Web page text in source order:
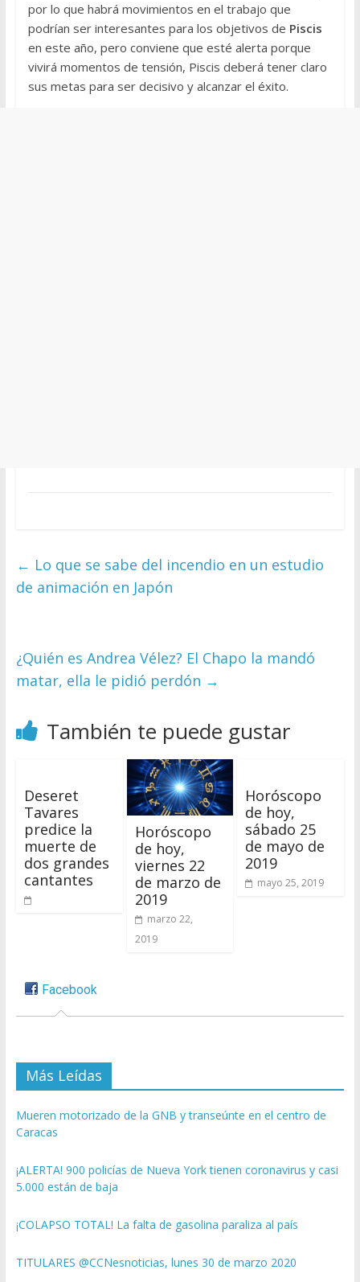
por lo que habrá movimientos en el trabajo que
podrían ser interesantes para los objetivos de Piscis
en este año, pero conviene que esté alerta porque
vivirá momentos de tensión, Piscis deberá tener claro
sus metas para ser decisivo y alcanzar el éxito.
← Lo que se sabe del incendio en un estudio
de animación en Japón
¿Quién es Andrea Vélez? El Chapo la mandó
matar, ella le pidió perdón →
También te puede gustar
Deseret
Tavares
predice la
muerte de
dos grandes
cantantes
Horóscopo
de hoy,
viernes 22
de marzo de
2019
marzo 22,
2019
Horóscopo
de hoy,
sábado 25
de mayo de
2019
mayo 25, 2019
Facebook
Más Leídas
Mueren motorizado de la GNB y transeúnte en el centro de
Caracas
¡ALERTA! 900 policías de Nueva York tienen coronavirus y casi
5.000 están de baja
¡COLAPSO TOTAL! La falta de gasolina paraliza al país
TITULARES @CCNesnoticias, lunes 30 de marzo 2020